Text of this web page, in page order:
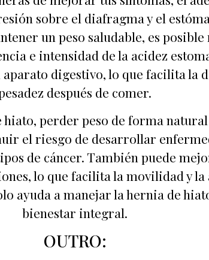
sobre el diafragma y el
un peso saludable, es
e intensidad de la acidez
digestivo, lo que facilita la
después de comer.
perder peso de forma
el riesgo de desarrollar
de cáncer. También puede
lo que facilita la movilidad y
ayuda a manejar la hernia de
bienestar integral.
OUTRO: